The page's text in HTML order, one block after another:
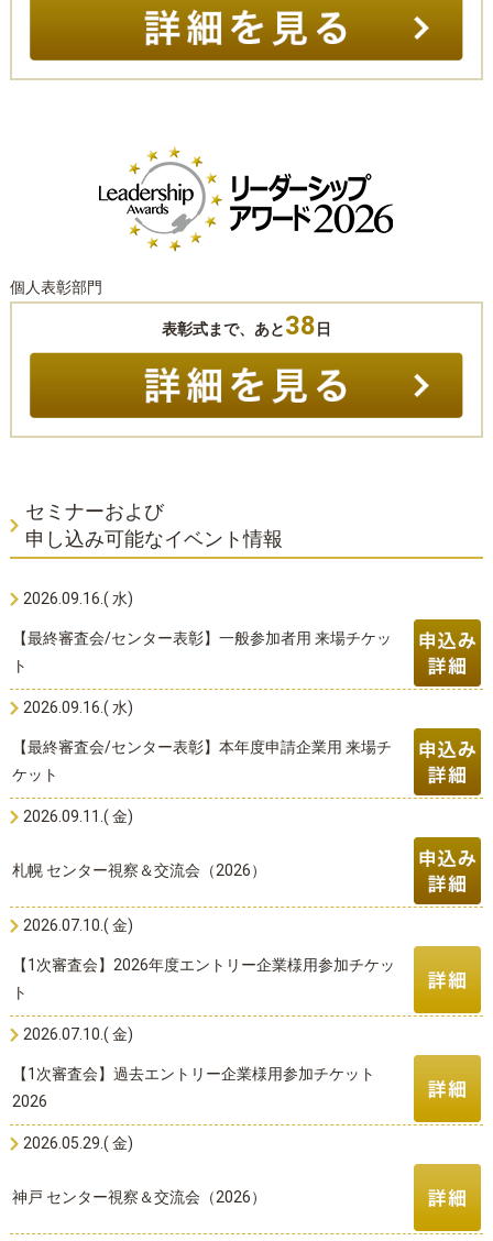
個人表彰部門
表彰式まで、あと38 日
セミナーおよび
申し込み可能なイベント情報
2026.09.16.( 水)
【最終審査会/センター表彰】一般参加者用 来場チケッ
ト
2026.09.16.( 水)
【最終審査会/センター表彰】本年度申請企業用 来場チ
ケット
2026.09.11.( 金)
札幌 センター視察＆交流会（2026）
2026.07.10.( 金)
【1次審査会】2026年度エントリー企業様用参加チケッ
ト
2026.07.10.( 金)
【1次審査会】過去エントリー企業様用参加チケット
2026
2026.05.29.( 金)
神戸 センター視察＆交流会（2026）